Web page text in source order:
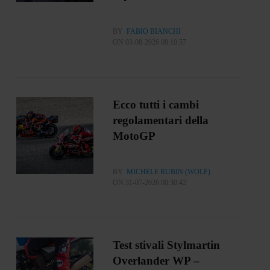
BY
FABIO BIANCHI
ON 03-08-2026 08:10:57
Ecco tutti i cambi
regolamentari della
MotoGP
BY
MICHELE RUBIN (WOLF)
ON 31-07-2026 00:30:42
Test stivali Stylmartin
Overlander WP –